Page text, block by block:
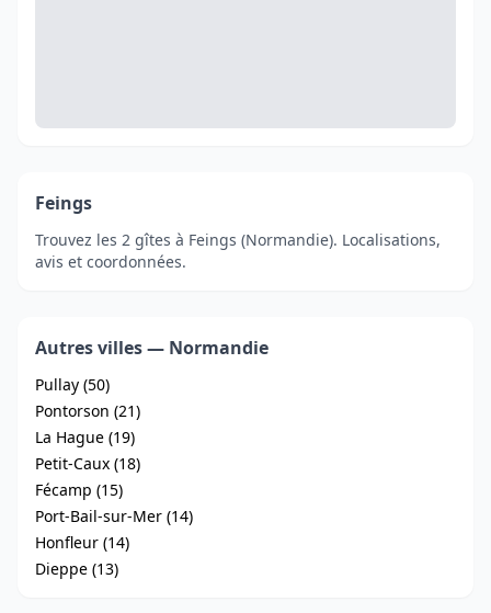
Feings
Trouvez les 2 gîtes à Feings (Normandie). Localisations,
avis et coordonnées.
Autres villes — Normandie
Pullay (50)
Pontorson (21)
La Hague (19)
Petit-Caux (18)
Fécamp (15)
Port-Bail-sur-Mer (14)
Honfleur (14)
Dieppe (13)